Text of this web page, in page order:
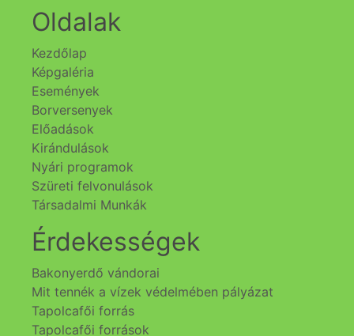
Oldalak
Kezdőlap
Képgaléria
Események
Borversenyek
Előadások
Kirándulások
Nyári programok
Szüreti felvonulások
Társadalmi Munkák
Érdekességek
Bakonyerdő vándorai
Mit tennék a vízek védelmében pályázat
Tapolcafői forrás
Tapolcafői források